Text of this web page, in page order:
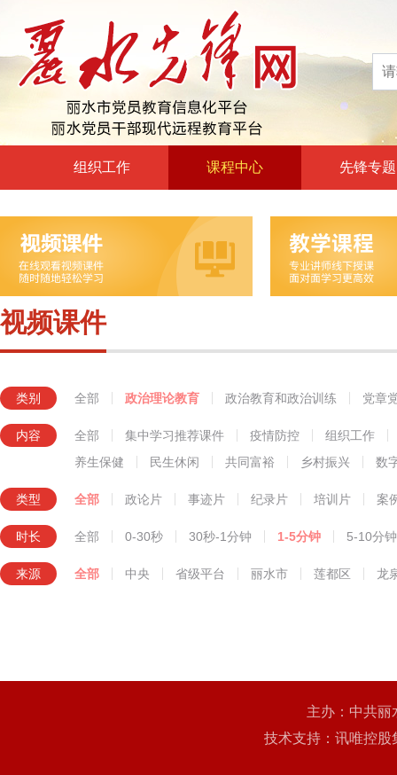
组织工作
领导动态
自身建设
组工文件
组工之窗
课程中心
政治教育和政治训练
党章党规党纪教育
革命传统教育
先锋专题
视频课件
类别 全部 政治理论教育 政治教育和政治训练 党章
内容 全部 集中学习推荐课件 疫情防控
组织工作
养生保健
民生休闲 共同富裕 乡村振兴 数
类型 全部 政论片 事迹片 纪录片 培训片 案
时长 全部 0-30秒 30秒-1分钟 1-5分钟 5-10分钟
来源 全部 中央 省级平台 丽水市 莲都区 龙
主办：中共
技术支持：讯唯控